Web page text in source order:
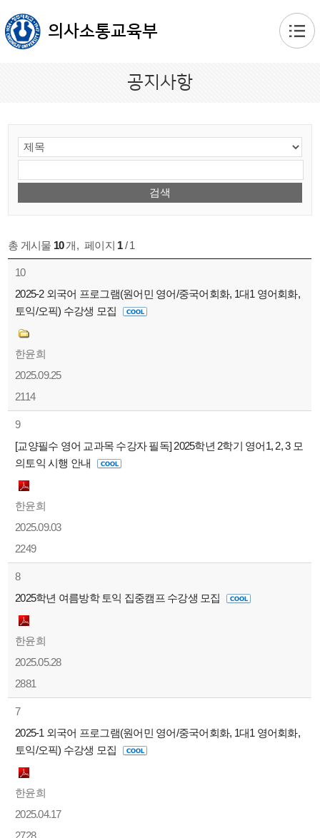
의사소통교육부
공지사항
총 게시물 10개, 페이지 1/ 1
10
2025-2 외국어 프로그램(원어민 영어/중국어회화, 1대1 영어회화,
토익/오픽) 수강생 모집
한윤희
2025.09.25
2114
9
[교양필수 영어 교과목 수강자 필독] 2025학년 2학기 영어1, 2, 3 모
의토익 시행 안내
한윤희
2025.09.03
2249
8
2025학년 여름방학 토익 집중캠프 수강생 모집
한윤희
2025.05.28
2881
7
2025-1 외국어 프로그램(원어민 영어/중국어회화, 1대1 영어회화,
토익/오픽) 수강생 모집
한윤희
2025.04.17
2728